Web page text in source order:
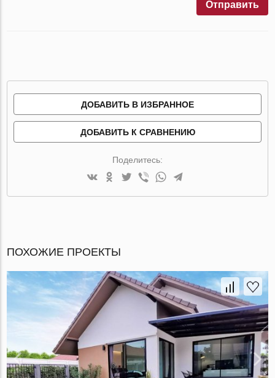
Отправить
ДОБАВИТЬ В ИЗБРАННОЕ
ДОБАВИТЬ К СРАВНЕНИЮ
Поделитесь:
ПОХОЖИЕ ПРОЕКТЫ